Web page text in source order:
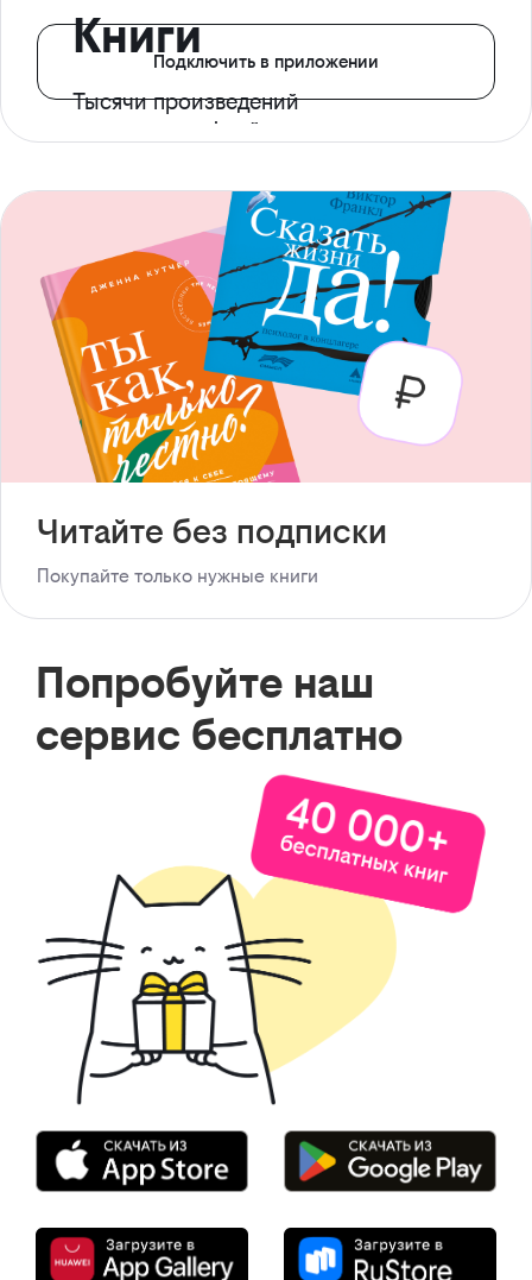
Книги
Тысячи произведений
с доступом офлайн
Подключить в приложении
Читайте без подписки
Покупайте только нужные книги
Попробуйте наш
сервис бесплатно